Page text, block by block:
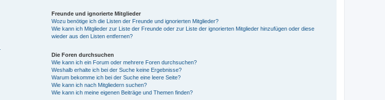
Freunde und ignorierte Mitglieder
Wozu benötige ich die Listen der Freunde und ignorierten Mitglieder?
Wie kann ich Mitglieder zur Liste der Freunde oder zur Liste der ignorierten Mitglieder hinzufügen oder diese
wieder aus den Listen entfernen?
Die Foren durchsuchen
Wie kann ich ein Forum oder mehrere Foren durchsuchen?
Weshalb erhalte ich bei der Suche keine Ergebnisse?
Warum bekomme ich bei der Suche eine leere Seite?
Wie kann ich nach Mitgliedern suchen?
Wie kann ich meine eigenen Beiträge und Themen finden?